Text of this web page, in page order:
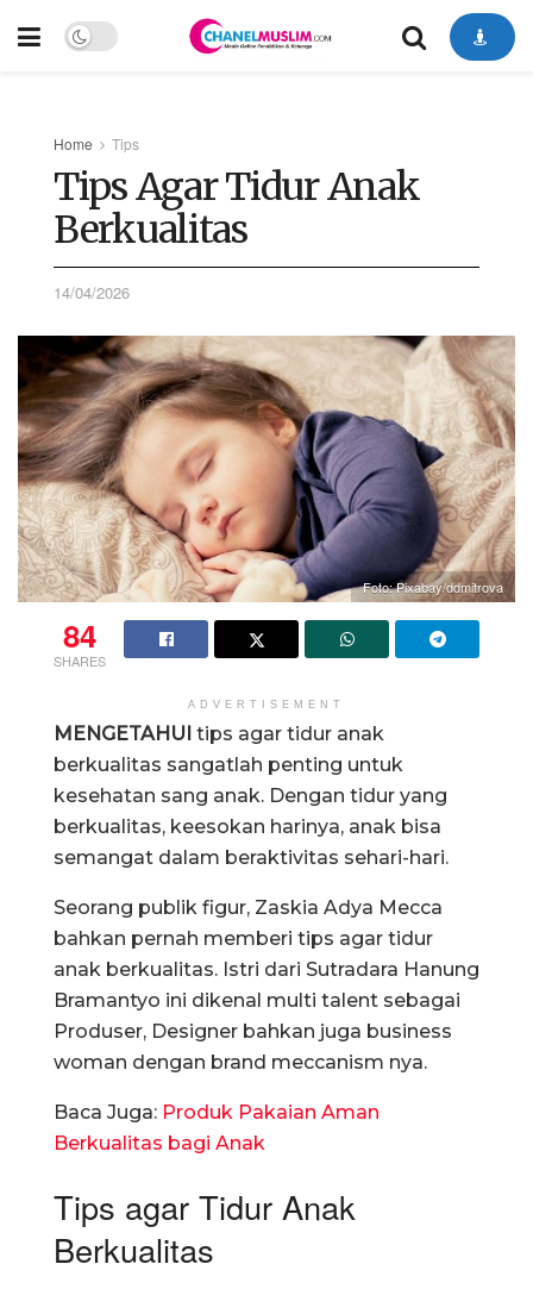
Home Tips
Tips Agar Tidur Anak
Berkualitas
14/04/2026
Foto: Pixabay/ddmitrova
84
SHARES
ADVERTISEMENT
MENGETAHUI tips agar tidur anak
berkualitas sangatlah penting untuk
kesehatan sang anak. Dengan tidur yang
berkualitas, keesokan harinya, anak bisa
semangat dalam beraktivitas sehari-hari.
Seorang publik figur, Zaskia Adya Mecca
bahkan pernah memberi tips agar tidur
anak berkualitas. Istri dari Sutradara Hanung
Bramantyo ini dikenal multi talent sebagai
Produser, Designer bahkan juga business
woman dengan brand meccanism nya.
Baca Juga: Produk Pakaian Aman
Berkualitas bagi Anak
Tips agar Tidur Anak
Berkualitas